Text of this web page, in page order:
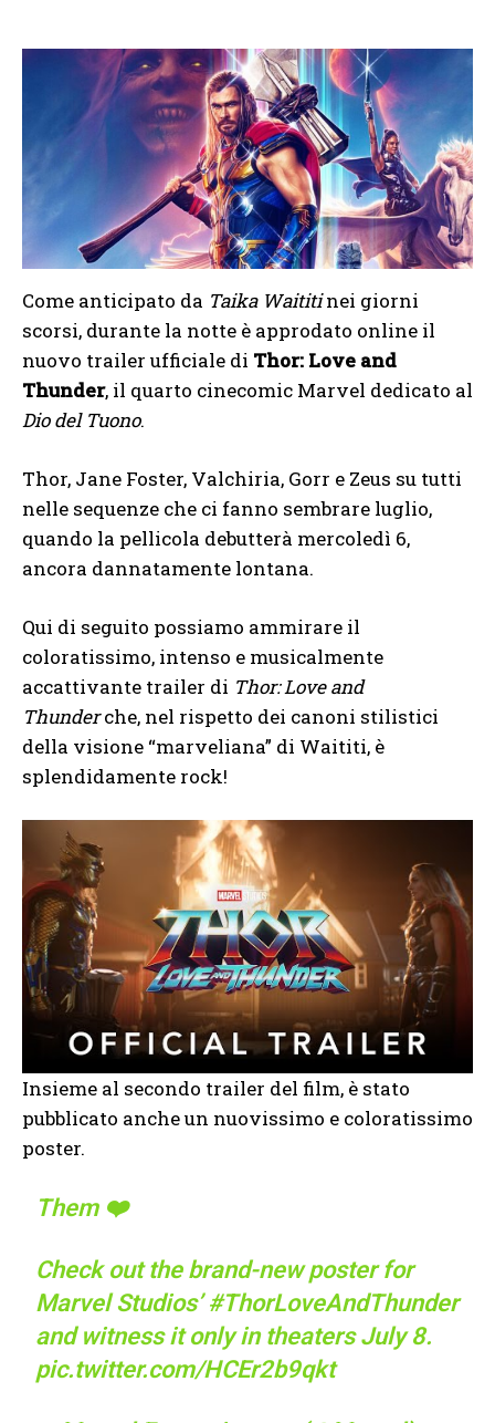
Come anticipato da Taika Waititinei giorni
scorsi, durante la notte è approdato online il
nuovo trailer ufficiale di Thor: Love and
Thunder, il quarto cinecomic Marvel dedicato al
Dio del Tuono.
Thor, Jane Foster, Valchiria, Gorr e Zeus su tutti
nelle sequenze che ci fanno sembrare luglio,
quando la pellicola debutterà mercoledì 6,
ancora dannatamente lontana.
Qui di seguito possiamo ammirare il
coloratissimo, intenso e musicalmente
accattivante trailer di Thor: Love and
Thunderche, nel rispetto dei canoni stilistici
della visione “marveliana” di Waititi, è
splendidamente rock!
Insieme al secondo trailer del film, è stato
pubblicato anche un nuovissimo e coloratissimo
poster.
Them ❤️
Check out the brand-new poster for
Marvel Studios’#ThorLoveAndThunder
and witness it only in theaters July 8.
pic.twitter.com/HCEr2b9qkt